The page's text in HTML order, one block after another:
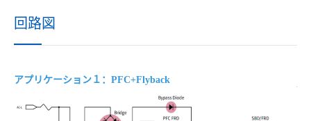
回路図
アプリケーション１：PFC+Flyback